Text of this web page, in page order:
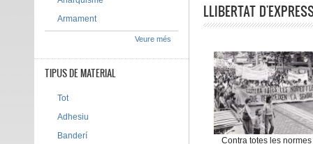
LLIBERTAT
Contra totes les
Armament
Veure més
TIPUS DE MATERIAL
Tot
Adhesiu
Banderí